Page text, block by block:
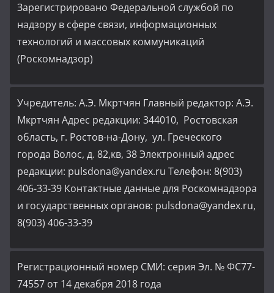
Зарегистрировано Федеральной службой по
надзору в сфере связи, информационных
технологий и массовых коммуникаций
(Роскомнадзор)
Учредитель: А.Э. Мкртчян Главный редактор: А.Э.
Мкртчян Адрес редакции: 344010, Ростовская
область, г. Ростов-на-Дону, ул. Греческого
города Волос, д. 82,кв, 38 Электронный адрес
редакции: pulsdona@yandex.ru Телефон: 8(903)
406-33-39 Контактные данные для Роскомнадзора
и государственных органов: pulsdona@yandex.ru,
8(903) 406-33-39
Регистрационный номер СМИ: серия Эл. № ФС77-
74557 от 14 декабря 2018 года